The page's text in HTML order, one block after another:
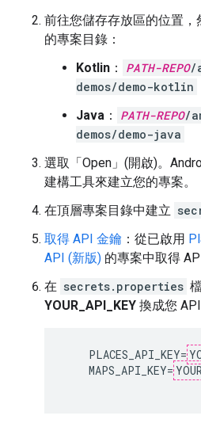
前往您儲存存放區的位置，
的專案目錄：
Kotlin ： PATH-REPO/
demos/demo-kotlin
Java ： PATH-REPO/
demos/demo-java
選取「Open」(開啟)。
建構工具來建立您的專案。
在頂層專案目錄中建立
取得 API 金鑰 ：從已啟用
API (新版) 的專案中取得
在 secrets.properties
YOUR_API_KEY 換成您
    PLACES_API_KEY=
    MAPS_API_KEY=